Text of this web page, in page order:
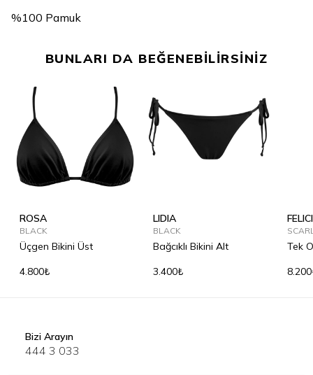
%100 Pamuk
BUNLARI DA BEĞENEBİLİRSİNİZ
ROSA
BLACK
Üçgen Bikini Üst
4.800₺
LIDIA
BLACK
Bağcıklı Bikini Alt
3.400₺
Tek
Bizi Arayın
444 3 033